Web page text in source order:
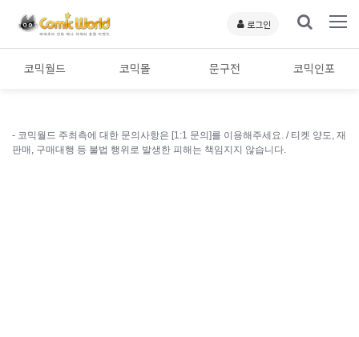
로그인
코믹월드 코믹몰 문구전 코믹인포
- 코믹월드 주최측에 대한 문의사항은 [1:1 문의]를 이용해주세요. / 티켓 양도, 재
판매, 구매대행 등 불법 행위로 발생한 피해는 책임지지 않습니다.